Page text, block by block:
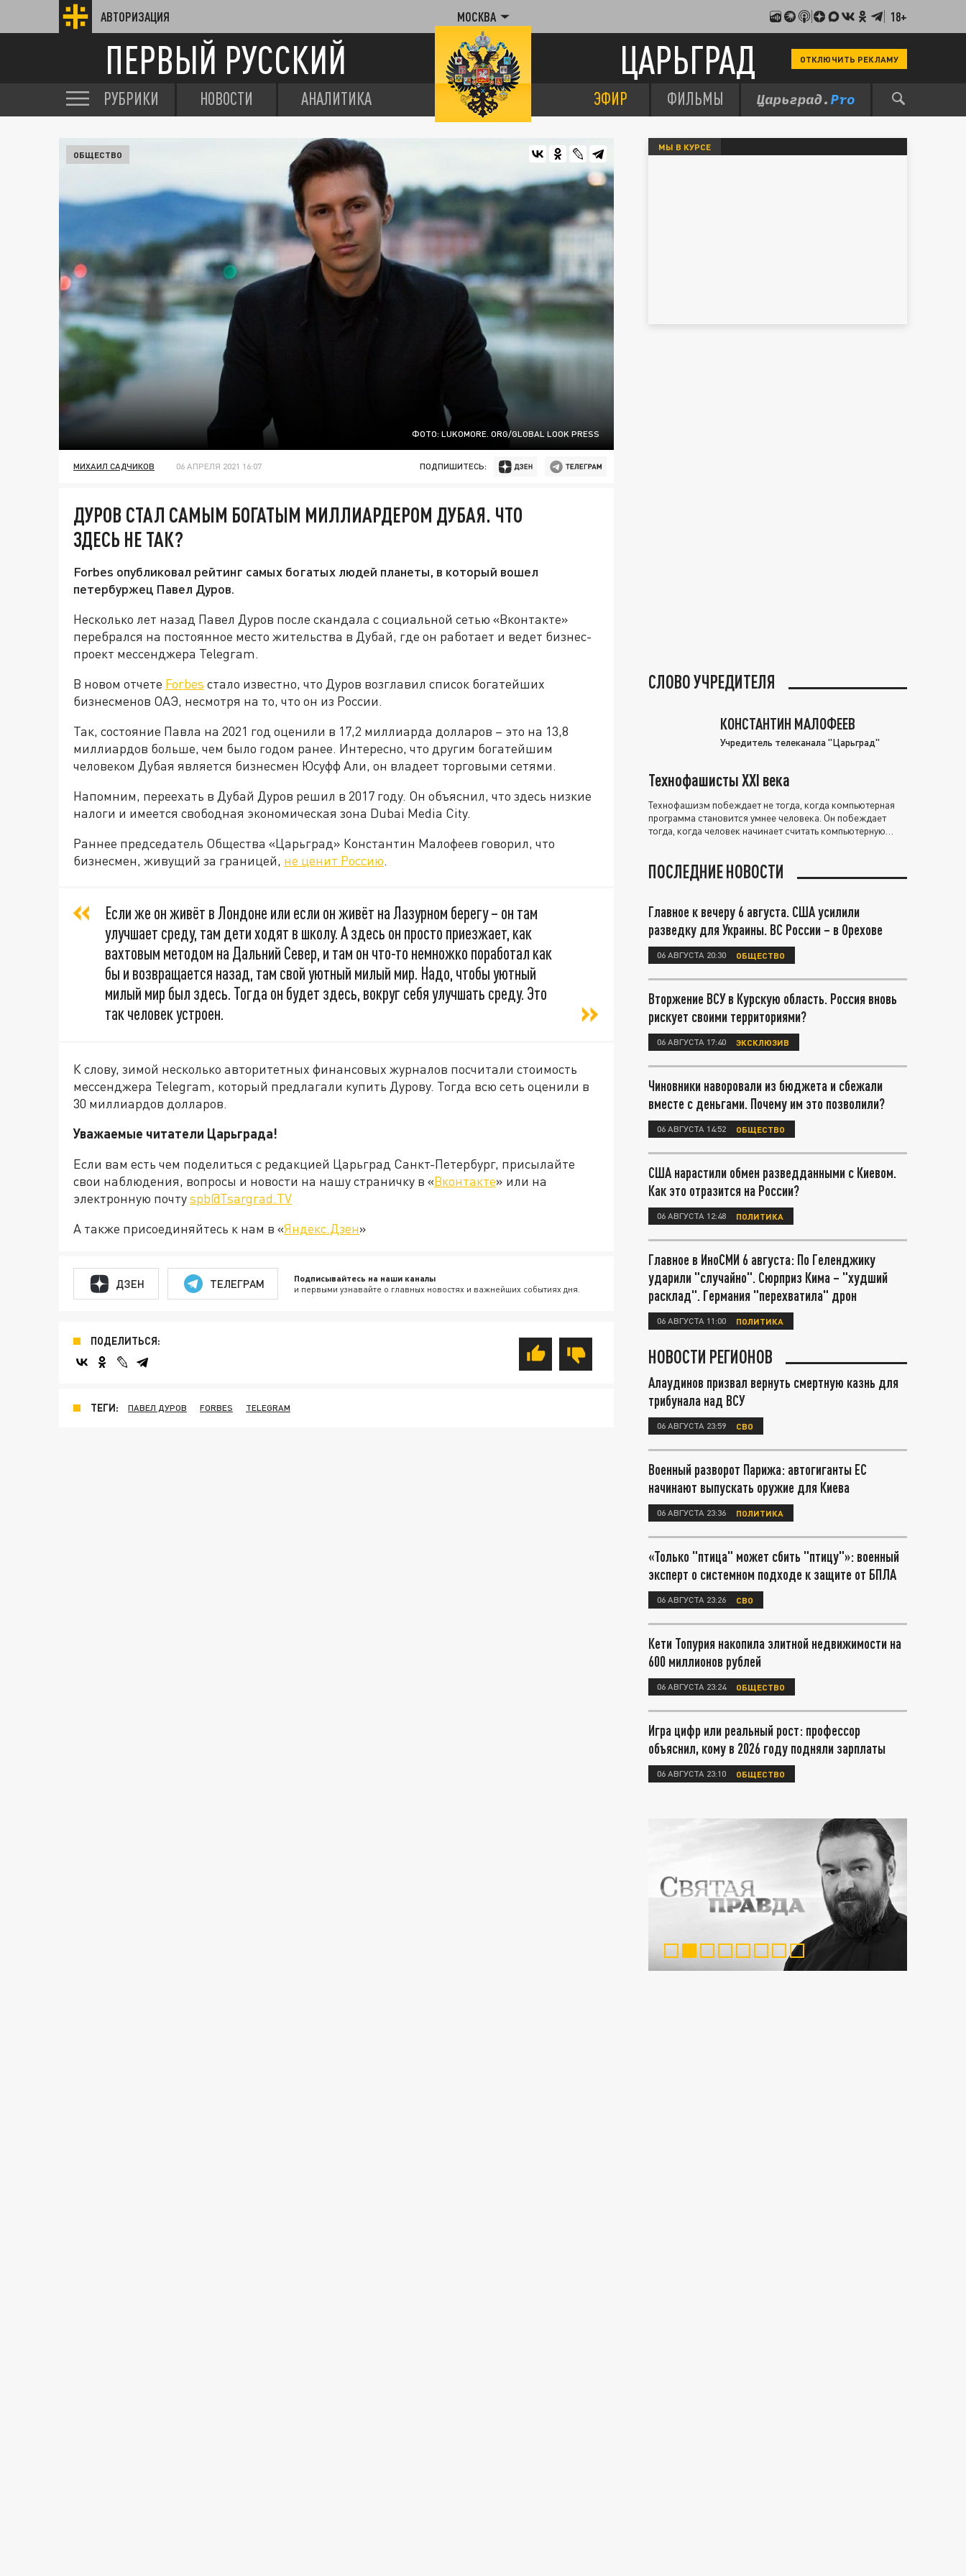
АВТОРИЗАЦИЯ МОСКВА 18+
ПЕРВЫЙ РУССКИЙ ЦАРЬГРАД ОТКЛЮЧИТЬ РЕКЛАМУ
РУБРИКИ НОВОСТИ АНАЛИТИКА ЭФИР ФИЛЬМЫ
ФОТО: LUKOMORE. ORG/GLOBAL LOOK PRESS
ОБЩЕСТВО
МИХАИЛ САДЧИКОВ 06 АПРЕЛЯ 2021 16:07 ПОДПИШИТЕСЬ:
ДУРОВ СТАЛ САМЫМ БОГАТЫМ МИЛЛИАРДЕРОМ ДУБАЯ. ЧТО
ЗДЕСЬ НЕ ТАК?
Forbes опубликовал рейтинг самых богатых людей планеты, в который вошел
петербуржец Павел Дуров.
Несколько лет назад Павел Дуров после скандала с социальной сетью «Вконтакте»
перебрался на постоянное место жительства в Дубай, где он работает и ведет бизнес-
проект мессенджера Telegram.
В новом отчете Forbes стало известно, что Дуров возглавил список богатейших
бизнесменов ОАЭ, несмотря на то, что он из России.
Так, состояние Павла на 2021 год оценили в 17,2 миллиарда долларов – это на 13,8
миллиардов больше, чем было годом ранее. Интересно, что другим богатейшим
человеком Дубая является бизнесмен Юсуфф Али, он владеет торговыми сетями.
Напомним, переехать в Дубай Дуров решил в 2017 году. Он объяснил, что здесь низкие
налоги и имеется свободная экономическая зона Dubai Media City.
Раннее председатель Общества «Царьград» Константин Малофеев говорил, что
бизнесмен, живущий за границей, не ценит Россию.
Если же он живёт в Лондоне или если он живёт на Лазурном берегу – он там
улучшает среду, там дети ходят в школу. А здесь он просто приезжает, как
вахтовым методом на Дальний Север, и там он что-то немножко поработал как
бы и возвращается назад, там свой уютный милый мир. Надо, чтобы уютный
милый мир был здесь. Тогда он будет здесь, вокруг себя улучшать среду. Это
так человек устроен.
К слову, зимой несколько авторитетных финансовых журналов посчитали стоимость
мессенджера Telegram, который предлагали купить Дурову. Тогда всю сеть оценили в
30 миллиардов долларов.
Уважаемые читатели Царьграда!
Если вам есть чем поделиться с редакцией Царьград Санкт-Петербург, присылайте
свои наблюдения, вопросы и новости на нашу страничку в «Вконтакте» или на
электронную почтуspb@Tsargrad.TV
А также присоединяйтесь к нам в «Яндекс.Дзен»
ДЗЕН ТЕЛЕГРАМ Подписывайтесь на наши каналы
и первыми узнавайте о главных новостях и важнейших событиях дня.
ПОДЕЛИТЬСЯ:
ТЕГИ: ПАВЕЛ ДУРОВ FORBES TELEGRAM
МЫ В КУРСЕ
СЛОВО УЧРЕДИТЕЛЯ
КОНСТАНТИН МАЛОФЕЕВ
Учредитель телеканала "Царьград"
Технофашисты XXI века
Технофашизм побеждает не тогда, когда компьютерная
программа становится умнее человека. Он побеждает
тогда, когда человек начинает считать компьютерную
ПОСЛЕДНИЕ НОВОСТИ
Главное к вечеру 6 августа. США усилили
разведку для Украины. ВС России – в Орехове
06 АВГУСТА 20:30 ОБЩЕСТВО
Вторжение ВСУ в Курскую область. Россия вновь
рискует своими территориями?
06 АВГУСТА 17:40 ЭКСКЛЮЗИВ
Чиновники наворовали из бюджета и сбежали
вместе с деньгами. Почему им это позволили?
06 АВГУСТА 14:52 ОБЩЕСТВО
США нарастили обмен разведданными с Киевом.
Как это отразится на России?
06 АВГУСТА 12:48 ПОЛИТИКА
Главное в ИноСМИ 6 августа: По Геленджику
ударили "случайно". Сюрприз Кима – "худший
расклад". Германия "перехватила" дрон
06 АВГУСТА 11:00 ПОЛИТИКА
НОВОСТИ РЕГИОНОВ
Алаудинов призвал вернуть смертную казнь для
трибунала над ВСУ
06 АВГУСТА 23:59 СВО
Военный разворот Парижа: автогиганты ЕС
начинают выпускать оружие для Киева
06 АВГУСТА 23:36 ПОЛИТИКА
«Только "птица" может сбить "птицу"»: военный
эксперт о системном подходе к защите от БПЛА
06 АВГУСТА 23:26 СВО
Кети Топурия накопила элитной недвижимости на
600 миллионов рублей
06 АВГУСТА 23:24 ОБЩЕСТВО
Игра цифр или реальный рост: профессор
объяснил, кому в 2026 году подняли зарплаты
06 АВГУСТА 23:10 ОБЩЕСТВО